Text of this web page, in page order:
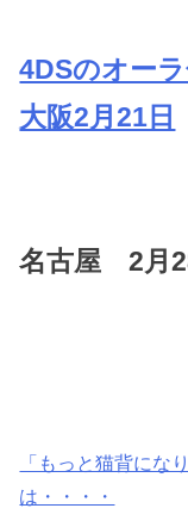
4DSのオー
大阪2月21日
名古屋 2月
「もっと猫背にな
は・・・・